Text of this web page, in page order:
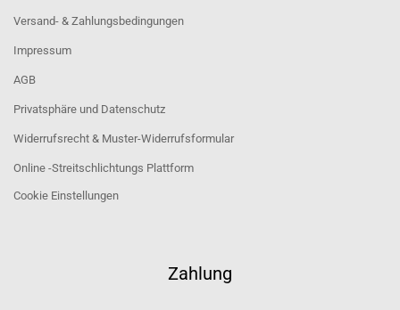
Versand- & Zahlungsbedingungen
Impressum
AGB
Privatsphäre und Datenschutz
Widerrufsrecht & Muster-Widerrufsformular
Online -Streitschlichtungs Plattform
Cookie Einstellungen
Zahlung